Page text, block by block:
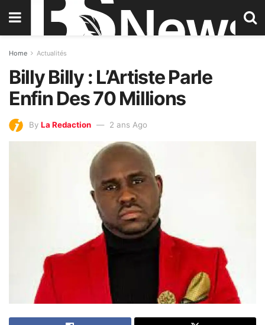
Home Actualités
Billy Billy : L’Artiste Parle
Enfin Des 70 Millions
By La Redaction 2 ans Ago